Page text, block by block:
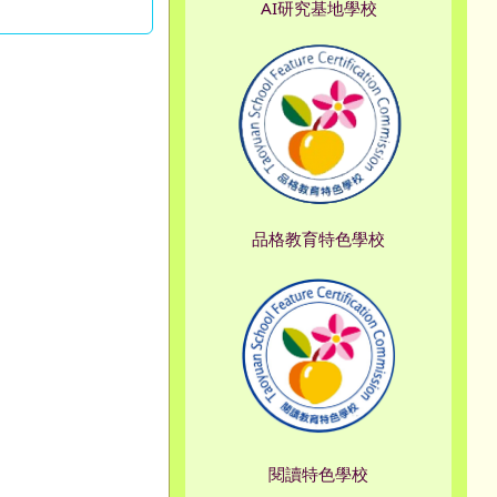
AI研究基地學校
品格教育特色學校
閱讀特色學校